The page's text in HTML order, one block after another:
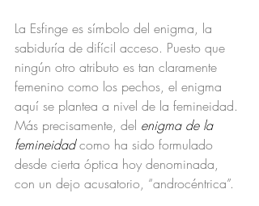
La Esfinge es símbolo del enigma, la
sabiduría de difícil acceso. Puesto que
ningún otro atributo es tan claramente
femenino como los pechos, el enigma
aquí se plantea a nivel de la femineidad.
Más precisamente, del enigma de la
femineidad como ha sido formulado
desde cierta óptica hoy denominada,
con un dejo acusatorio, “androcéntrica”.